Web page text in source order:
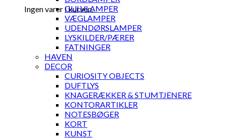
Ingen varer i kurven.
GULVLAMPER
VÆGLAMPER
UDENDØRSLAMPER
LYSKILDER/PÆRER
FATNINGER
HAVEN
DECOR
CURIOSITY OBJECTS
DUFTLYS
KNAGERÆKKER & STUMTJENERE
KONTORARTIKLER
NOTESBØGER
KORT
KUNST